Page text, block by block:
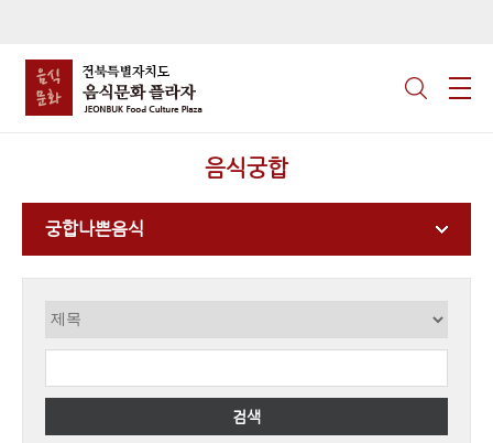
음식궁합
궁합나쁜음식
검색